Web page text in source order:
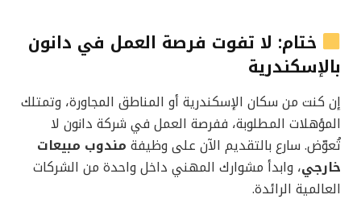
ختام: لا تفوت فرصة العمل في دانون
بالإسكندرية
إن كنت من سكان الإسكندرية أو المناطق المجاورة، وتمتلك
المؤهلات المطلوبة، ففرصة العمل في شركة دانون لا
تُعوّض. سارع بالتقديم الآن على وظيفة مندوب مبيعات
خارجي، وابدأ مشوارك المهني داخل واحدة من الشركات
العالمية الرائدة.